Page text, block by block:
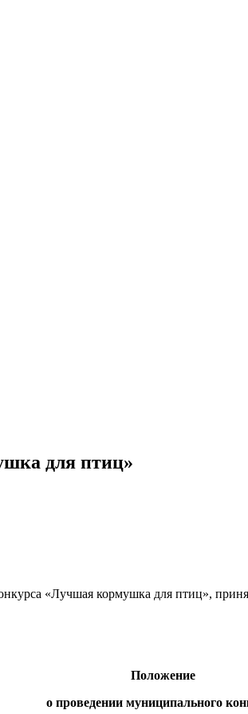
для птиц»
«Лучшая кормушка для птиц»,
Положение
о проведении муниципального